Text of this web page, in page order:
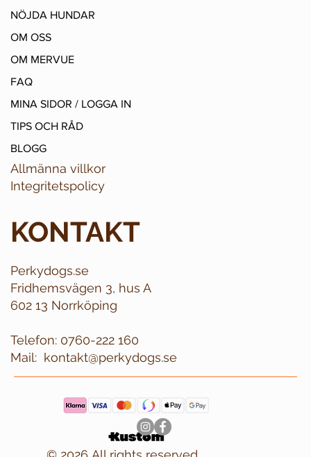
NÖJDA HUNDAR
OM OSS
OM MERVUE
FAQ
MINA SIDOR / LOGGA IN
TIPS OCH RÅD
BLOGG
Allmänna villkor
Integritetspolicy
KONTAKT
Perkydogs.se
Fridhemsvägen 3, hus A
602 13 Norrköping
Telefon: 0760-222 160
kontakt@perkydogs.se
Mail: